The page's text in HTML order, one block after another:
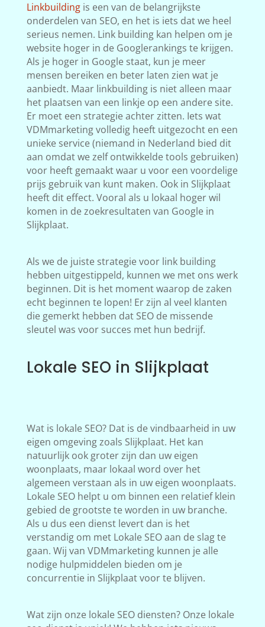
Linkbuildingis een van de belangrijkste
onderdelen van SEO, en het is iets dat we heel
serieus nemen. Link building kan helpen om je
website hoger in de Googlerankings te krijgen.
Als je hoger in Google staat, kun je meer
mensen bereiken en beter laten zien wat je
aanbiedt. Maar linkbuilding is niet alleen maar
het plaatsen van een linkje op een andere site.
Er moet een strategie achter zitten. Iets wat
VDMmarketing volledig heeft uitgezocht en een
unieke service (niemand in Nederland bied dit
aan omdat we zelf ontwikkelde tools gebruiken)
voor heeft gemaakt waar u voor een voordelige
prijs gebruik van kunt maken. Ook in Slijkplaat
heeft dit effect. Vooral als u lokaal hoger wil
komen in de zoekresultaten van Google in
Slijkplaat.
Als we de juiste strategie voor link building
hebben uitgestippeld, kunnen we met ons werk
beginnen. Dit is het moment waarop de zaken
echt beginnen te lopen! Er zijn al veel klanten
die gemerkt hebben dat SEO de missende
sleutel was voor succes met hun bedrijf.
Lokale SEO in Slijkplaat
Wat is lokale SEO? Dat is de vindbaarheid in uw
eigen omgeving zoals Slijkplaat. Het kan
natuurlijk ook groter zijn dan uw eigen
woonplaats, maar lokaal word over het
algemeen verstaan als in uw eigen woonplaats.
Lokale SEO helpt u om binnen een relatief klein
gebied de grootste te worden in uw branche.
Als u dus een dienst levert dan is het
verstandig om met Lokale SEO aan de slag te
gaan. Wij van VDMmarketing kunnen je alle
nodige hulpmiddelen bieden om je
concurrentie in Slijkplaat voor te blijven.
Wat zijn onze lokale SEO diensten? Onze lokale